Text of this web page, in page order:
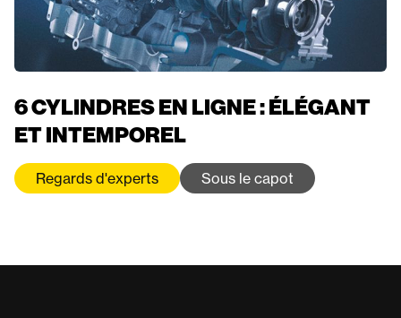
6 CYLINDRES EN LIGNE : ÉLÉGANT
ET INTEMPOREL
Regards d'experts Sous le capot